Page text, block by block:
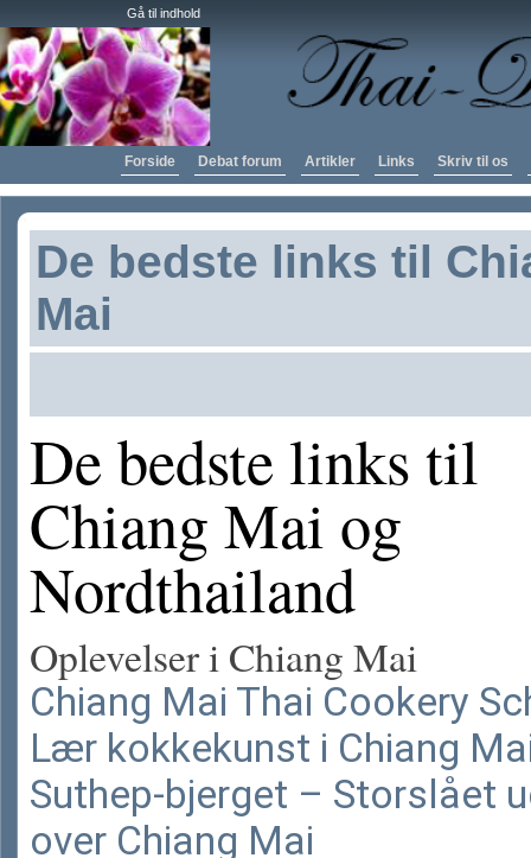
Gå til indhold
Forside Debat forum Artikler Links Skriv til os
De bedste links til
Mai
De bedste links til
Chiang Mai og
Nordthailand
Oplevelser i Chiang Mai
Chiang Mai Thai Cookery
Lær kokkekunst i Chiang
Suthep-bjerget – Storslået
over Chiang Mai